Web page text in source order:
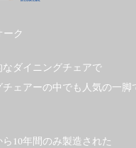
ク
ダイニングチェアで
ェアーの中でも人気の一脚
10年間のみ製造された